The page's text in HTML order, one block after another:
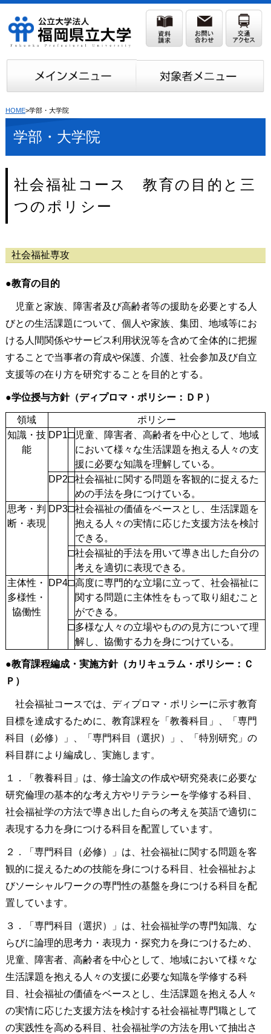
HOME>学部・大学院
学部・大学院
社会福祉コース 教育の目的と三
つのポリシー
社会福祉専攻
●教育の目的
児童と家族、障害者及び高齢者等の援助を必要とする人
びとの生活課題について、個人や家族、集団、地域等にお
ける人間関係やサービス利用状況等を含めて全体的に把握
することで当事者の育成や保護、介護、社会参加及び自立
支援等の在り方を研究することを目的とする。
●学位授与方針（ディプロマ・ポリシー：ＤＰ）
領域
ポリシー
知識・技
能
DP1□ 児童、障害者、高齢者を中心として、地域
において様々な生活課題を抱える人々の支
援に必要な知識を理解している。
DP2□社会福祉に関する問題を客観的に捉えるた
めの手法を身につけている。
思考・判
断・表現
DP3□社会福祉の価値をベースとし、生活課題を
抱える人々の実情に応じた支援方法を検討
できる。
□社会福祉的手法を用いて導き出した自分の
考えを適切に表現できる。
主体性・
多様性・
協働性
DP4□高度に専門的な立場に立って、社会福祉に
関する問題に主体性をもって取り組むこと
ができる。
□多様な人々の立場やものの見方について理
解し、協働する力を身につけている。
●教育課程編成・実施方針（カリキュラム・ポリシー：Ｃ
Ｐ）
社会福祉コースでは、ディプロマ・ポリシーに示す教育
目標を達成するために、教育課程を「教養科目」、「専門
科目（必修）」、「専門科目（選択）」、「特別研究」の
科目群により編成し、実施します。
１．「教養科目」は、修士論文の作成や研究発表に必要な
研究倫理の基本的な考え方やリテラシーを学修する科目、
社会福祉学の方法で導き出した自らの考えを英語で適切に
表現する力を身につける科目を配置しています。
２．「専門科目（必修）」は、社会福祉に関する問題を客
観的に捉えるための技能を身につける科目、社会福祉およ
びソーシャルワークの専門性の基盤を身につける科目を配
置しています。
３．「専門科目（選択）」は、社会福祉学の専門知識、な
らびに論理的思考力・表現力・探究力を身につけるため、
児童、障害者、高齢者を中心として、地域において様々な
生活課題を抱える人々の支援に必要な知識を学修する科
目、社会福祉の価値をベースとし、生活課題を抱える人々
の実情に応じた支援方法を検討する社会福祉専門職として
の実践性を高める科目、社会福祉学の方法を用いて抽出さ